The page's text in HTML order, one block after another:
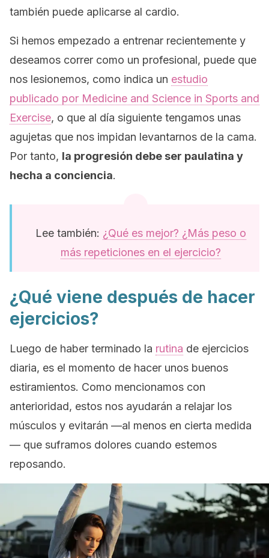
también puede aplicarse al cardio.
Si hemos empezado a entrenar recientemente y
deseamos correr como un profesional, puede que
nos lesionemos, como indica un estudio
publicado por Medicine and Science in Sports and
Exercise, o que al día siguiente tengamos unas
agujetas que nos impidan levantarnos de la cama.
Por tanto, la progresión debe ser paulatina y
hecha a conciencia.
Lee también: ¿Qué es mejor? ¿Más peso o
más repeticiones en el ejercicio?
¿Qué viene después de hacer
ejercicios?
Luego de haber terminado la rutina de ejercicios
diaria, es el momento de hacer unos buenos
estiramientos. Como mencionamos con
anterioridad, estos nos ayudarán a relajar los
músculos y evitarán —al menos en cierta medida
— que suframos dolores cuando estemos
reposando.